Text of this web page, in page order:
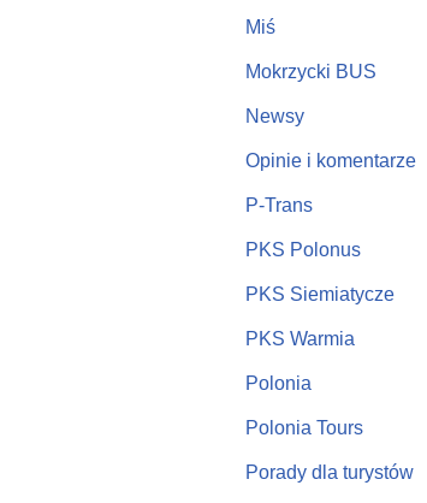
Miś
Mokrzycki BUS
Newsy
Opinie i komentarze
P-Trans
PKS Polonus
PKS Siemiatycze
PKS Warmia
Polonia
Polonia Tours
Porady dla turystów